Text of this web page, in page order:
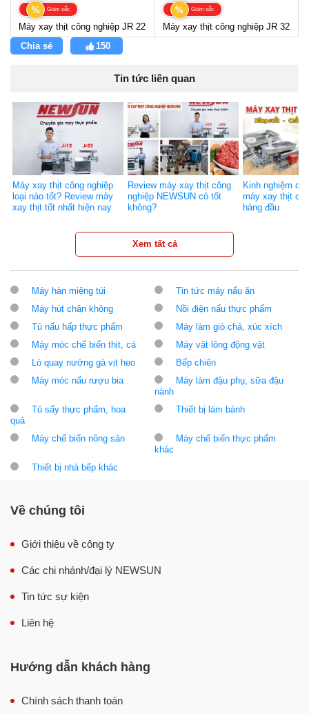
% Giảm sốc
Máy xay thịt công nghiệp JR 22
% Giảm sốc
Máy xay thịt công nghiệp JR 32
Chia sẻ
150
Tin tức liên quan
Máy xay thịt công nghiệp
loại nào tốt? Review máy
xay thịt tốt nhất hiện nay
Review máy xay thịt công
nghiệp NEWSUN có tốt
không?
Kinh nghiệm
máy xay thịt
hàng đầu
Xem tất cả
Máy hàn miệng túi
Tin tức máy nấu ăn
Máy hút chân không
Nồi điện nấu thực phẩm
Tủ nấu hấp thực phẩm
Máy làm giò chả, xúc xích
Máy móc chế biến thịt, cá
Máy vặt lông động vật
Lò quay nướng gà vịt heo
Bếp chiên
Máy móc nấu rượu bia
Máy làm đậu phụ, sữa đậu
nành
Tủ sấy thực phẩm, hoa
quả
Thiết bị làm bánh
Máy chế biến nông sản
Máy chế biến thực phẩm
khác
Thiết bị nhà bếp khác
Về chúng tôi
Giới thiệu về công ty
Các chi nhánh/đại lý NEWSUN
Tin tức sự kiện
Liên hệ
Hướng dẫn khách hàng
Chính sách thanh toán